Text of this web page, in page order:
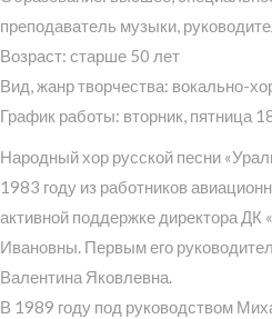
преподаватель музыки,
Возраст: старше 50 лет
Вид, жанр творчества: вокально-
График работы: вторник, пятница
Народный хор русской песни
1983 году из работников
активной поддержке директора
Ивановны. Первым его
Валентина Яковлевна.
В 1989 году под руководством